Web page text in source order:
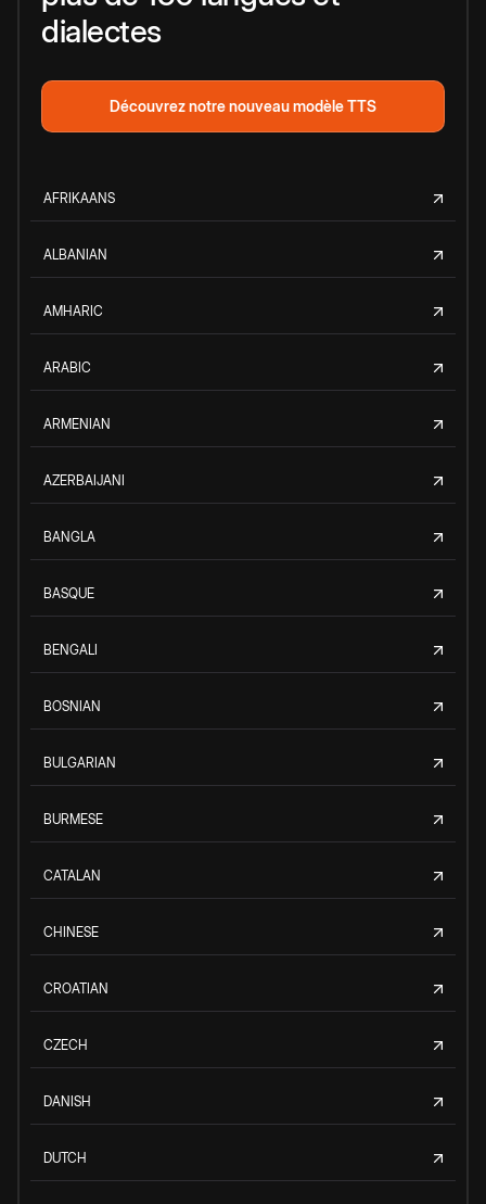
dialectes
Découvrez notre nouveau modèle TTS
AFRIKAANS
ALBANIAN
AMHARIC
ARABIC
ARMENIAN
AZERBAIJANI
BANGLA
BASQUE
BENGALI
BOSNIAN
BULGARIAN
BURMESE
CATALAN
CHINESE
CROATIAN
CZECH
DANISH
DUTCH